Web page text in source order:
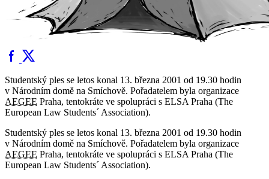
Studentský ples se letos konal 13. března 2001 od 19.30 hodin
v Národním domě na Smíchově. Pořadatelem byla organizace
AEGEE Praha, tentokráte ve spolupráci s ELSA Praha (The
European Law Students´ Association).
Studentský ples se letos konal 13. března 2001 od 19.30 hodin
v Národním domě na Smíchově. Pořadatelem byla organizace
AEGEE Praha, tentokráte ve spolupráci s ELSA Praha (The
European Law Students´ Association).